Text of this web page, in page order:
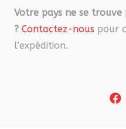
Votre pays ne se
? Contactez-nous pour
l’expédition.